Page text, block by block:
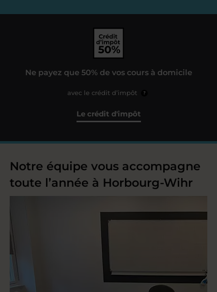
Ne payez que 50% de vos cours à domicile
avec le crédit d’impôt ?
Le crédit d'impôt
Notre équipe vous accompagne
toute l’année à Horbourg-Wihr